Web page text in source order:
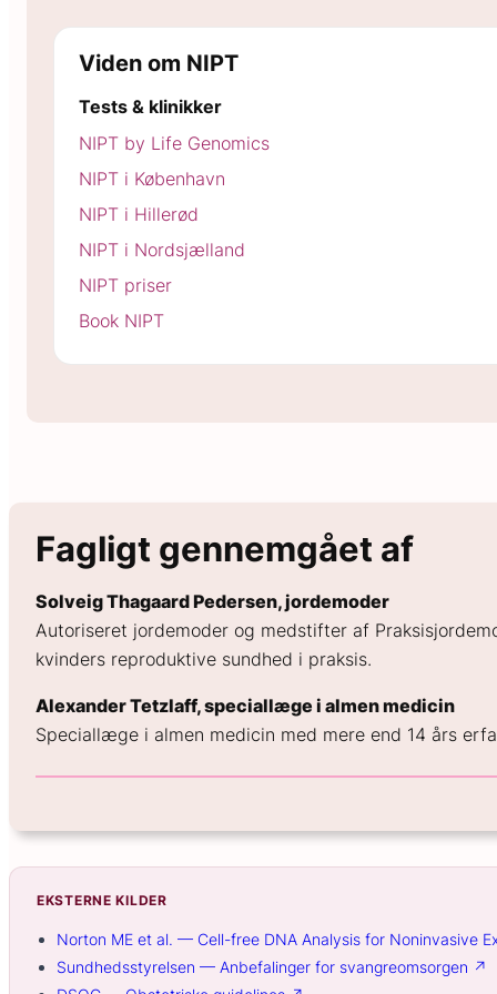
Viden om NIPT
Tests & klinikker
NIPT by Life Genomics
NIPT i København
NIPT i Hillerød
NIPT i Nordsjælland
NIPT priser
Book NIPT
Fagligt gennemgået af
Solveig Thagaard Pedersen, jordemoder
Autoriseret jordemoder og medstifter af
kvinders reproduktive sundhed i praksis.
Alexander Tetzlaff, speciallæge i almen medicin
Speciallæge i almen medicin med mere end 14 års
EKSTERNE KILDER
Norton ME et al. — Cell-free DNA Analysis for Noninvasive
Sundhedsstyrelsen — Anbefalinger for svangreomsorgen ↗